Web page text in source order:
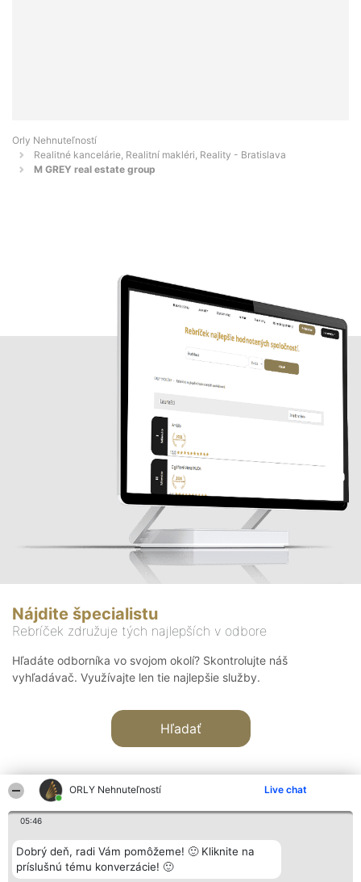
ORLY Nehnuteľností Live chat
05:46
Dobrý deň, radi Vám pomôžeme! 🙂 Kliknite na
príslušnú tému konverzácie! 🙂
Orly Nehnuteľností
Realitné kancelárie, Realitní makléri, Reality - Bratislava
M GREY real estate group
Nájdite špecialistu
Rebríček združuje tých najlepších v odbore
Hľadáte odborníka vo svojom okolí? Skontrolujte náš
vyhľadávač. Využívajte len tie najlepšie služby.
Hľadať
Organizátor hodnotenia
Bright Side Solutions sp. z o.
o. sp. k.
Hodnotenie
Laureáti
Lista
Kontakt
Kontakt